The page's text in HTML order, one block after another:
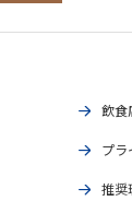
飲食
プラ
推奨